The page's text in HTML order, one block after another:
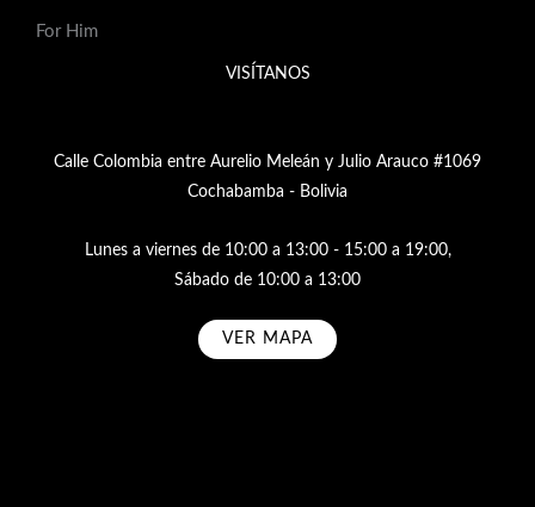
For Him
VISÍTANOS
Calle Colombia entre Aurelio Meleán y Julio Arauco #1069
Cochabamba - Bolivia
Lunes a viernes de 10:00 a 13:00 - 15:00 a 19:00,
Sábado de 10:00 a 13:00
VER MAPA